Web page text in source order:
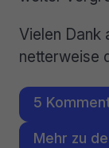
Vielen Dank
netterweise
5
Mehr zu